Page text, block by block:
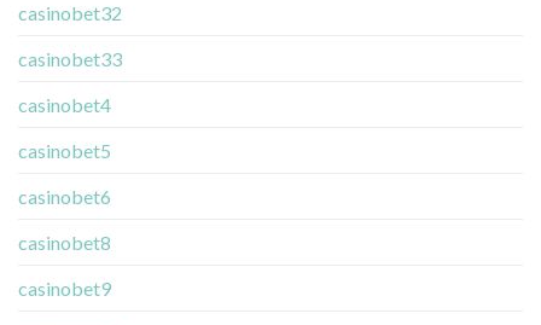
casinobet32
casinobet33
casinobet4
casinobet5
casinobet6
casinobet8
casinobet9